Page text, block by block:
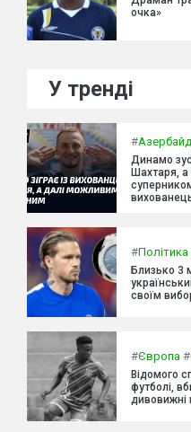
очка»
У тренді
#
Динамо
Шахтаря, а
#Політика
Близько 3
своїм
#Європа #
Відомого
футболі,
дивовижні